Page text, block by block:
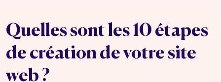
Quelles sont les 10 étapes
de création de votre site
web ?